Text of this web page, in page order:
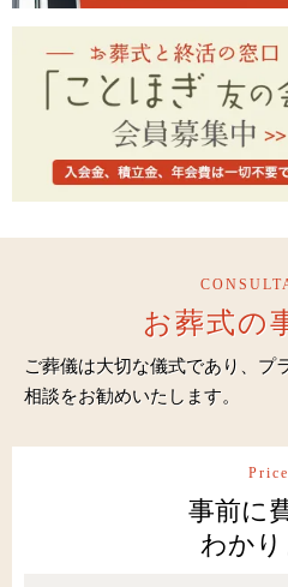
お葬式の
ご葬儀は大切な儀式であり、プ
相談をお勧めいたします。
Price
事前に
わかり